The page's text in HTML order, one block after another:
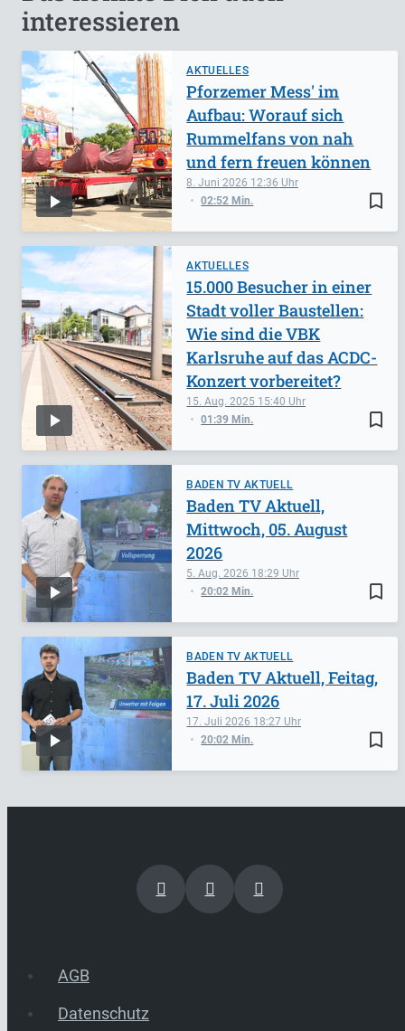
interessieren
AKTUELLES
bookmark_border
8. Juni 2026 12:36
02:52 Min.
Pforzemer Mess' im
Aufbau: Worauf sich
Rummelfans von nah
und fern freuen können
AKTUELLES
bookmark_border
15. Aug. 2025 15:40
01:39 Min.
15.000 Besucher in einer
Stadt voller Baustellen:
Wie sind die VBK
Karlsruhe auf das ACDC-
Konzert vorbereitet?
BADEN TV AKTUELL
bookmark_border
5. Aug. 2026 18:29
20:02 Min.
Baden TV Aktuell,
Mittwoch, 05. August
2026
BADEN TV AKTUELL
bookmark_border
17. Juli 2026 18:27
20:02 Min.
Baden TV Aktuell, Feitag,
17. Juli 2026
AGB
Datenschutz